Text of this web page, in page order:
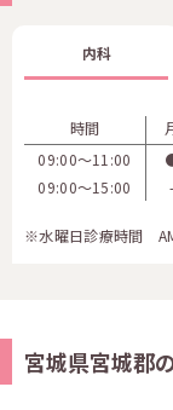
内科
時間
09:00〜11:00
09:00〜15:00
-
※水曜日診療時間
宮城県宮城郡